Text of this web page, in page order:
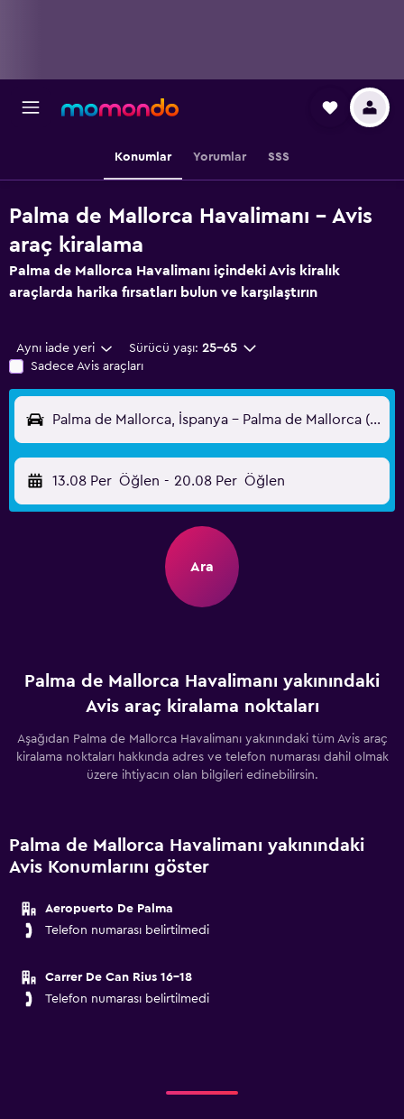
Konumlar Yorumlar SSS
Palma de Mallorca Havalimanı - Avis
araç kiralama
Palma de Mallorca Havalimanı içindeki Avis kiralık
araçlarda harika fırsatları bulun ve karşılaştırın
Aynı iade yeri Sürücü yaşı: 25-65
Sadece Avis araçları
Palma de Mallorca, İspanya - Palma de Mallorca (PMI)
13.08 Per Öğlen - 20.08 Per Öğlen
Ara
Palma de Mallorca Havalimanı yakınındaki
Avis araç kiralama noktaları
Aşağıdan Palma de Mallorca Havalimanı yakınındaki tüm Avis araç
kiralama noktaları hakkında adres ve telefon numarası dahil olmak
üzere ihtiyacın olan bilgileri edinebilirsin.
Palma de Mallorca Havalimanı yakınındaki
Avis Konumlarını göster
Aeropuerto De Palma
Telefon numarası belirtilmedi
Carrer De Can Rius 16-18
Telefon numarası belirtilmedi